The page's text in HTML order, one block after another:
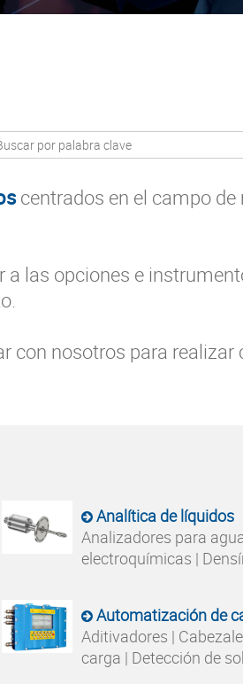
centrados en el campo
las opciones e
con nosotros para realizar
Analítica de líquidos
Analizadores para
electroquímicas |
Automatización de
Aditivadores |
carga | Detección de